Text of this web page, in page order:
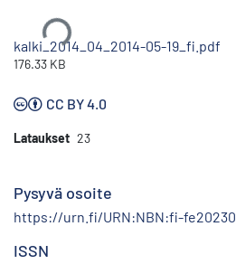
kalki_2014_04_2014-05-19_fi.pdf
176.33 KB
CC BY 4.0
Lataukset 23
Pysyvä osoite
https://urn.fi/URN:NBN:fi-
ISSN